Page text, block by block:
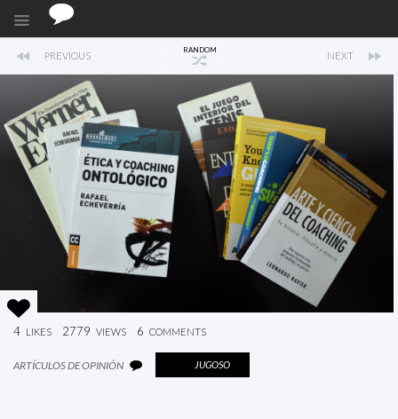
PREVIOUS RANDOM NEXT
4 LIKES 2779 VIEWS 6 COMMENTS
ARTÍCULOS DE OPINIÓN JUGOSO